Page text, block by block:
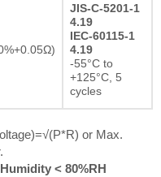
JIS-C-5201-1
4.19
IEC-60115-1
4.19
-55°C to
+125°C, 5
cycles
or Max.
< 80%RH